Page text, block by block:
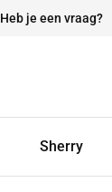
Heb je een vraag?
Sherry